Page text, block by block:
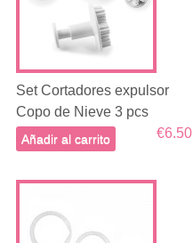
Set Cortadores expulsor
Copo de Nieve 3 pcs
€6.50
Añadir al carrito